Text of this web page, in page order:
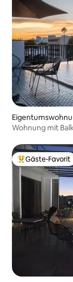
Wohnung mit
Beliebter Gäste-
Gäste-Favorit